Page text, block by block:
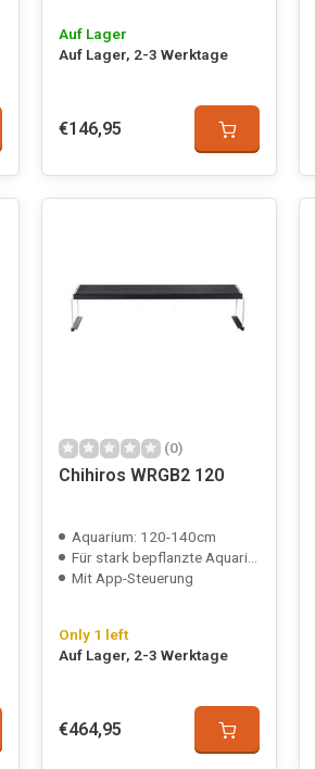
Auf Lager
Auf Lager, 2-3 Werktage
€146,95
(0)
Chihiros WRGB2 120
Aquarium: 120-140cm
Für stark bepflanzte Aquarien
Mit App-Steuerung
Only 1 left
Auf Lager, 2-3 Werktage
€464,95